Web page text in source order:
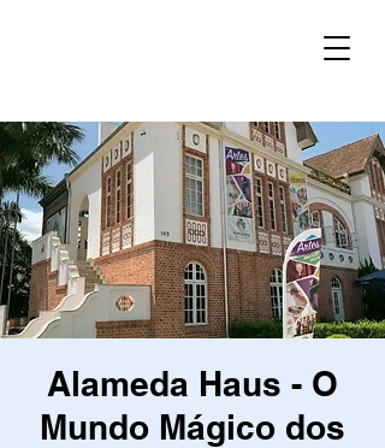
Alameda Haus - O
Mundo Mágico dos